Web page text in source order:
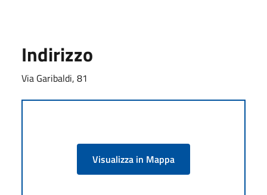
Indirizzo
Via Garibaldi, 81
Visualizza in Mappa